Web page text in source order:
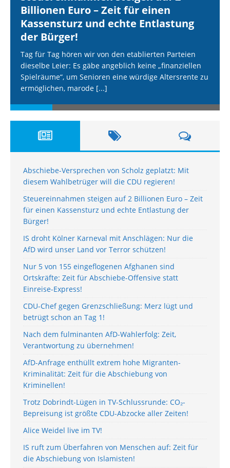
Billionen Euro – Zeit für einen
Kassensturz und echte Entlastung
der Bürger!
Tag für Tag hören wir von den etablierten Parteien
dieselbe Leier: Es gäbe angeblich keine „finanziellen
Spielräume“, um Senioren eine würdige Altersrente zu
ermöglichen, marode [...]
Abschiebe-Versprechen von Scholz geplatzt: Mit
diesem Wahlbetrüger will die CDU regieren!
Steuereinnahmen steigen auf 2 Billionen Euro – Zeit
für einen Kassensturz und echte Entlastung der
Bürger!
IS droht Kölner Karneval mit Anschlägen: Nur die
AfD wird unser Land vor Terror schützen!
Nur 5 von 155 eingeflogenen Afghanen sind
Ortskräfte: Zeit für Abschiebe-Offensive statt
Einreise-Express!
CDU-Chef gegen Grenzschließung: Merz lügt und
betrügt schon an Tag 1!
Nach dem fulminanten AfD-Wahlerfolg: Zeit,
Verantwortung zu übernehmen!
AfD-Anfrage enthüllt extrem hohe Migranten-
Kriminalität: Zeit für die Abschiebung von
Kriminellen!
Trotz Dobrindt-Lügen in TV-Schlussrunde: CO₂-
Bepreisung ist größte CDU-Abzocke aller Zeiten!
Alice Weidel live im TV!
IS ruft zum Überfahren von Menschen auf: Zeit für
die Abschiebung von Islamisten!